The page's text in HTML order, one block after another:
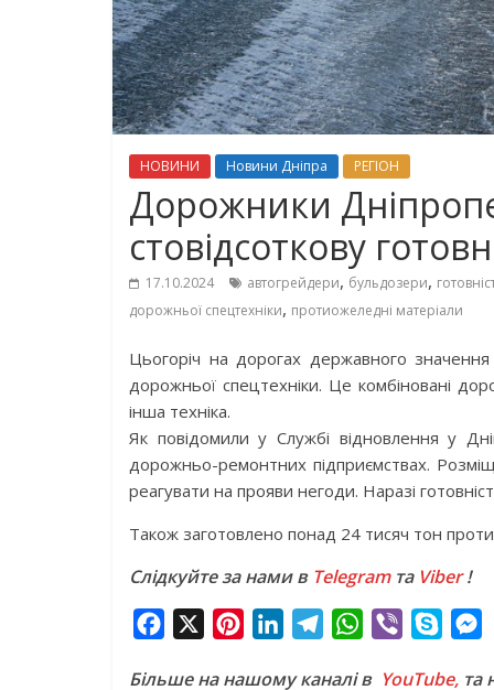
НОВИНИ Новини Дніпра РЕГІОН
Дорожники
стовідсоткову
17.10.2024 автогрейдери, бульдозери,
дорожньої спецтехніки, протиожеледні матеріали
Цьогоріч на дорогах державного
дорожньої спецтехніки. Це комбіновані
інша техніка.
Як повідомили у Службі відновлення у
дорожньо-ремонтних підприємствах.
реагувати на прояви негоди. Наразі
Також заготовлено понад 24 тисяч тон
Слідкуйте за нами в Telegramта Viber!
W
Більше на нашому каналі в YouTube, та